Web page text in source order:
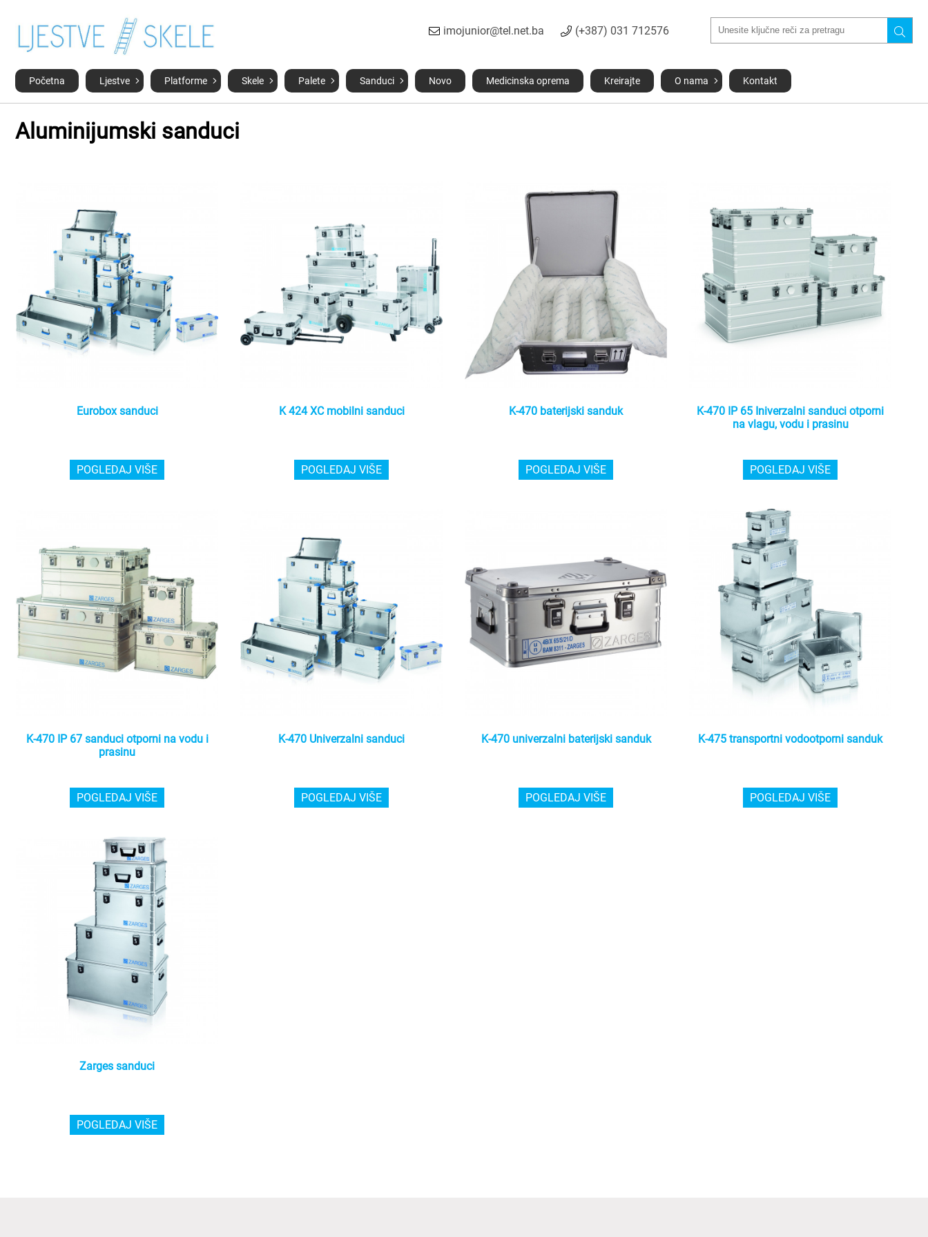
imojunior@tel.net.ba (+387) 031 712576
Početna Ljestve Platforme Skele Palete Sanduci Novo Medicinska oprema Kreirajte O nama Kontakt
Aluminijumski sanduci
Eurobox sanduci
POGLEDAJ VIŠE
K 424 XC mobilni sanduci
POGLEDAJ VIŠE
K-470 baterijski sanduk
POGLEDAJ VIŠE
K-470 IP 65 Iniverzalni sanduci otporni
na vlagu, vodu i prasinu
POGLEDAJ VIŠE
K-470 IP 67 sanduci otporni na vodu i
prasinu
POGLEDAJ VIŠE
K-470 Univerzalni sanduci
POGLEDAJ VIŠE
K-470 univerzalni baterijski sanduk
POGLEDAJ VIŠE
K-475 transportni vodootporni sanduk
POGLEDAJ VIŠE
Zarges sanduci
POGLEDAJ VIŠE